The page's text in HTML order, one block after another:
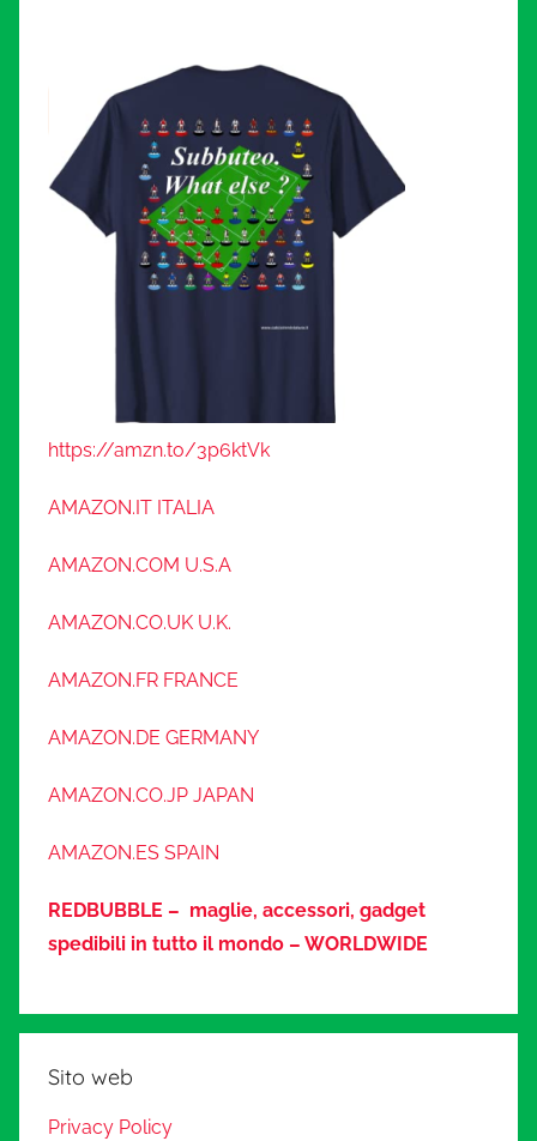
https://amzn.to/3p6ktVk
AMAZON.IT ITALIA
AMAZON.COM U.S.A
AMAZON.CO.UK U.K.
AMAZON.FR FRANCE
AMAZON.DE GERMANY
AMAZON.CO.JP JAPAN
AMAZON.ES SPAIN
REDBUBBLE – maglie, accessori, gadget
spedibili in tutto il mondo – WORLDWIDE
Sito web
Privacy Policy